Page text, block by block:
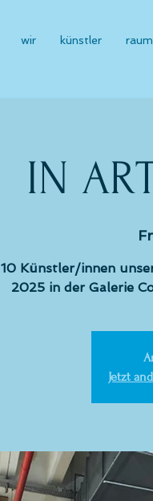
wir künstler
IN
10 Künstler/innen
2025 in der Galerie
Jetzt